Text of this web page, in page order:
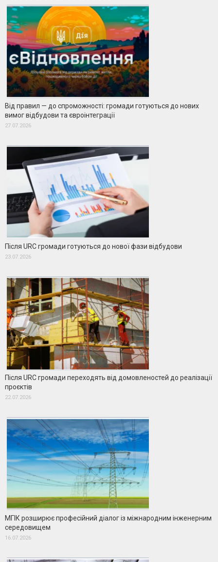
Від правил — до спроможності: громади готуються до нових
вимог відбудови та євроінтеграції
27.07.2026
Після URC громади готуються до нової фази відбудови
23.07.2026
Після URC громади переходять від домовленостей до реалізації
проєктів
22.07.2026
МГІК розширює професійний діалог із міжнародним інженерним
середовищем
16.07.2026